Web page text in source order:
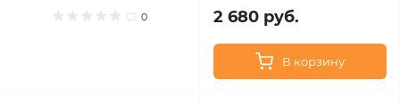
0 2 680 руб.
В корзину